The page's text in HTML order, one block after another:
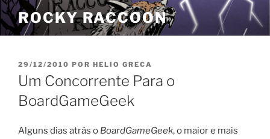
Pular
para
o
ROCKY RACCOON
PUBLICADO
EM
29/12/2010 POR HELIO GRECA
Um Concorrente Para o
BoardGameGeek
Alguns dias atrás o BoardGameGeek, o maior e mais